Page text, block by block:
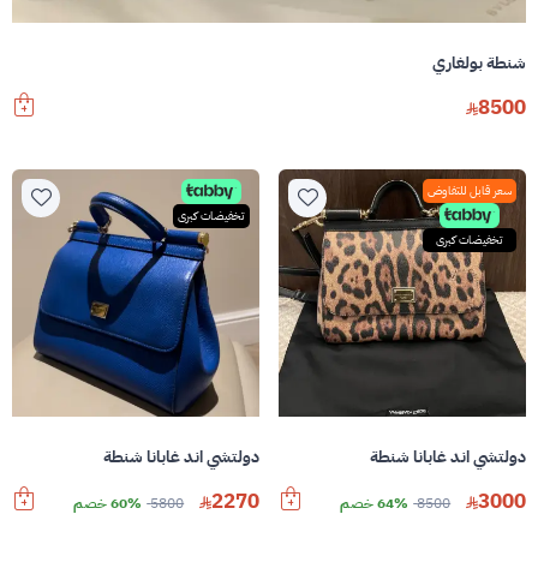
شنطة بولغاري
8500
سعر قابل للتفاوض
تخفيضات كبرى
دولتشي اند غابانا شنطة
3000
8500 64% خصم
تخفيضات كبرى
دولتشي اند غابانا شنطة
2270
5800 60% خصم